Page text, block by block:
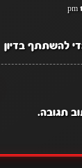
להשתתף בדיון
תגובה.